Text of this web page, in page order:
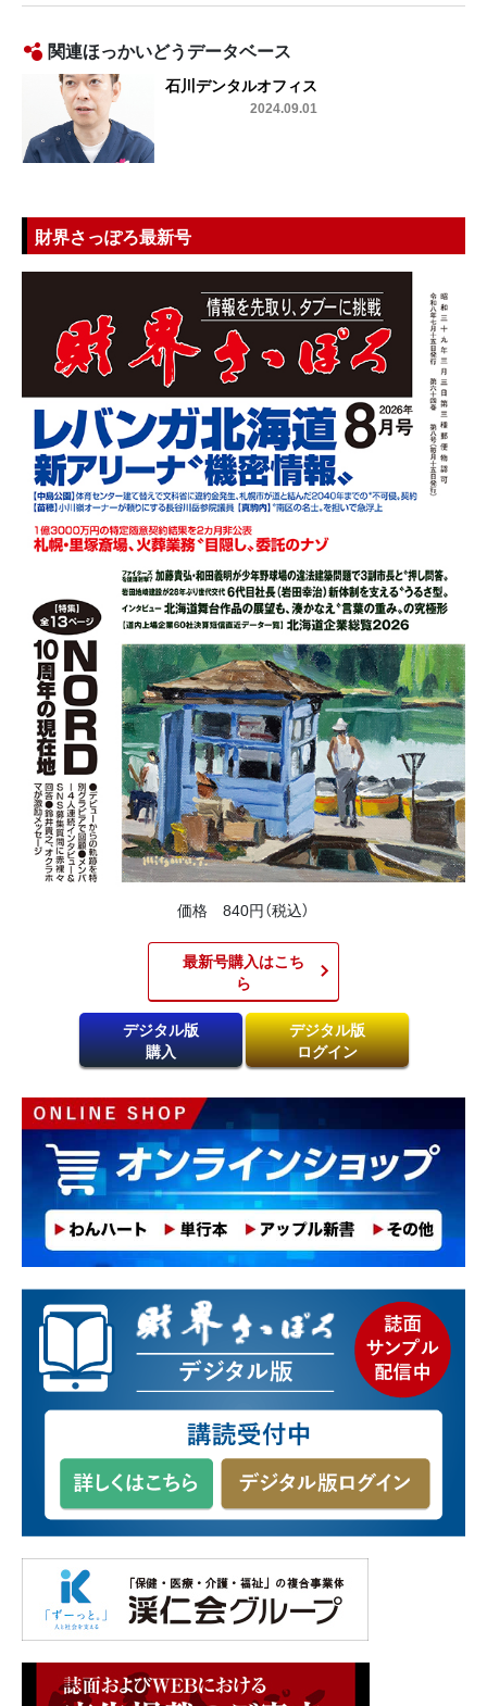
関連ほっかいどうデータベース
石川デンタルオフィス
2024.09.01
財界さっぽろ最新号
価格 840円（税込）
最新号購入はこち
ら​
デジタル版
購入
デジタル版
ログイン